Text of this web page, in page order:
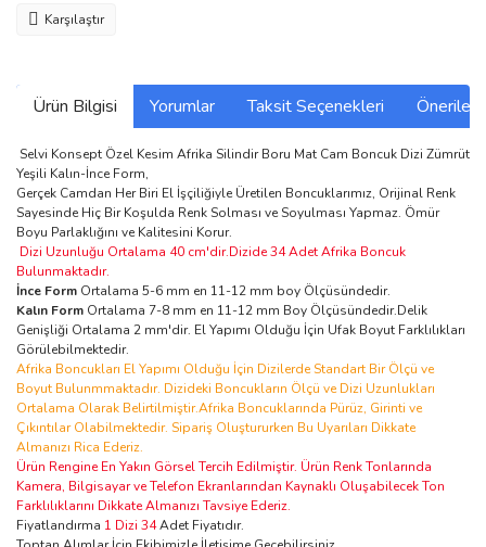
Karşılaştır
Ürün Bilgisi Yorumlar Taksit Seçenekleri
Selvi Konsept Özel Kesim Afrika Silindir Boru Mat Cam Boncuk Dizi Zümrüt
Yeşili Kalın-İnce Form,
Gerçek Camdan Her Biri El İşçiliğiyle Üretilen Boncuklarımız, Orijinal Renk
Sayesinde Hiç Bir Koşulda Renk Solması ve Soyulması Yapmaz. Ömür
Boyu Parlaklığını ve Kalitesini Korur.
Dizi Uzunluğu Ortalama 40 cm'dir.Dizide 34 Adet Afrika Boncuk
Bulunmaktadır.
İnce Form Ortalama 5-6 mm en 11-12 mm boy Ölçüsündedir.
Kalın Form Ortalama 7-8 mm en 11-12 mm Boy Ölçüsündedir.Delik
Genişliği Ortalama 2 mm'dir. El Yapımı Olduğu İçin Ufak Boyut Farklılıkları
Görülebilmektedir.
Afrika Boncukları El Yapımı Olduğu İçin Dizilerde Standart Bir Ölçü ve
Boyut Bulunmmaktadır. Dizideki Boncukların Ölçü ve Dizi Uzunlukları
Ortalama Olarak Belirtilmiştir.Afrika Boncuklarında Pürüz, Girinti ve
Çıkıntılar Olabilmektedir. Sipariş Oluştururken Bu Uyarıları Dikkate
Almanızı Rica Ederiz.
Ürün Rengine En Yakın Görsel Tercih Edilmiştir. Ürün Renk Tonlarında
Kamera, Bilgisayar ve Telefon Ekranlarından Kaynaklı Oluşabilecek Ton
Farklılıklarını Dikkate Almanızı Tavsiye Ederiz.
Fiyatlandırma 1 Dizi 34Adet Fiyatıdır.